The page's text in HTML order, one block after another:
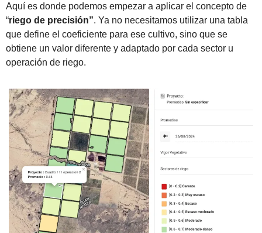
Aquí es donde podemos empezar a aplicar el concepto de
“riego de precisión”. Ya no necesitamos utilizar una tabla
que define el coeficiente para ese cultivo, sino que se
obtiene un valor diferente y adaptado por cada sector u
operación de riego.